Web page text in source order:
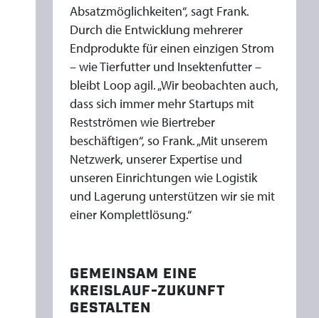
Absatzmöglichkeiten“, sagt Frank.
Durch die Entwicklung mehrerer
Endprodukte für einen einzigen Strom
– wie Tierfutter und Insektenfutter –
bleibt Loop agil. „Wir beobachten auch,
dass sich immer mehr Startups mit
Restströmen wie Biertreber
beschäftigen“, so Frank. „Mit unserem
Netzwerk, unserer Expertise und
unseren Einrichtungen wie Logistik
und Lagerung unterstützen wir sie mit
einer Komplettlösung.“
GEMEINSAM EINE
KREISLAUF-ZUKUNFT
GESTALTEN